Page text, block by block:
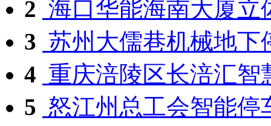
2 海口华能海南大厦立
3 苏州大儒巷机械地下
4 重庆涪陵区长涪汇智
5 怒江州总工会智能停